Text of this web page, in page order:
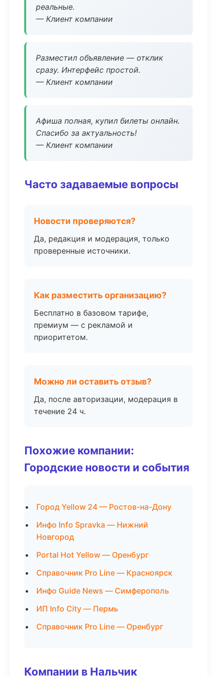
реальные.
— Клиент компании
Разместил объявление — отклик
сразу. Интерфейс простой.
— Клиент компании
Афиша полная, купил билеты онлайн.
Спасибо за актуальность!
— Клиент компании
Часто задаваемые вопросы
Новости проверяются?
Да, редакция и модерация, только
проверенные источники.
Как разместить организацию?
Бесплатно в базовом тарифе,
премиум — с рекламой и
приоритетом.
Можно ли оставить отзыв?
Да, после авторизации, модерация в
течение 24 ч.
Похожие компании:
Городские новости и события
Город Yellow 24 — Ростов-на-Дону
Инфо Info Spravka — Нижний
Новгород
Portal Hot Yellow — Оренбург
Справочник Pro Line — Красноярск
Инфо Guide News — Симферополь
ИП Info City — Пермь
Справочник Pro Line — Оренбург
Компании в Нальчик